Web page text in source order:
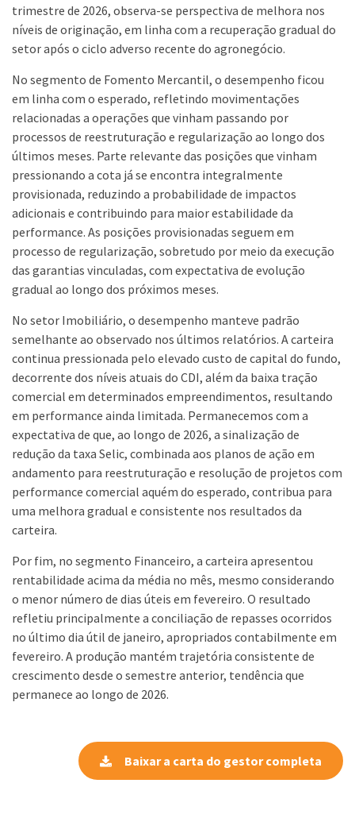
trimestre de 2026, observa-se perspectiva de melhora nos
níveis de originação, em linha com a recuperação gradual do
setor após o ciclo adverso recente do agronegócio.
No segmento de Fomento Mercantil, o desempenho ficou
em linha com o esperado, refletindo movimentações
relacionadas a operações que vinham passando por
processos de reestruturação e regularização ao longo dos
últimos meses. Parte relevante das posições que vinham
pressionando a cota já se encontra integralmente
provisionada, reduzindo a probabilidade de impactos
adicionais e contribuindo para maior estabilidade da
performance. As posições provisionadas seguem em
processo de regularização, sobretudo por meio da execução
das garantias vinculadas, com expectativa de evolução
gradual ao longo dos próximos meses.
No setor Imobiliário, o desempenho manteve padrão
semelhante ao observado nos últimos relatórios. A carteira
continua pressionada pelo elevado custo de capital do fundo,
decorrente dos níveis atuais do CDI, além da baixa tração
comercial em determinados empreendimentos, resultando
em performance ainda limitada. Permanecemos com a
expectativa de que, ao longo de 2026, a sinalização de
redução da taxa Selic, combinada aos planos de ação em
andamento para reestruturação e resolução de projetos com
performance comercial aquém do esperado, contribua para
uma melhora gradual e consistente nos resultados da
carteira.
Por fim, no segmento Financeiro, a carteira apresentou
rentabilidade acima da média no mês, mesmo considerando
o menor número de dias úteis em fevereiro. O resultado
refletiu principalmente a conciliação de repasses ocorridos
no último dia útil de janeiro, apropriados contabilmente em
fevereiro. A produção mantém trajetória consistente de
crescimento desde o semestre anterior, tendência que
permanece ao longo de 2026.
Baixar a carta do gestor completa